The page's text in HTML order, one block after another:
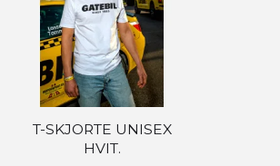
T-SKJORTE UNISEX
HVIT.